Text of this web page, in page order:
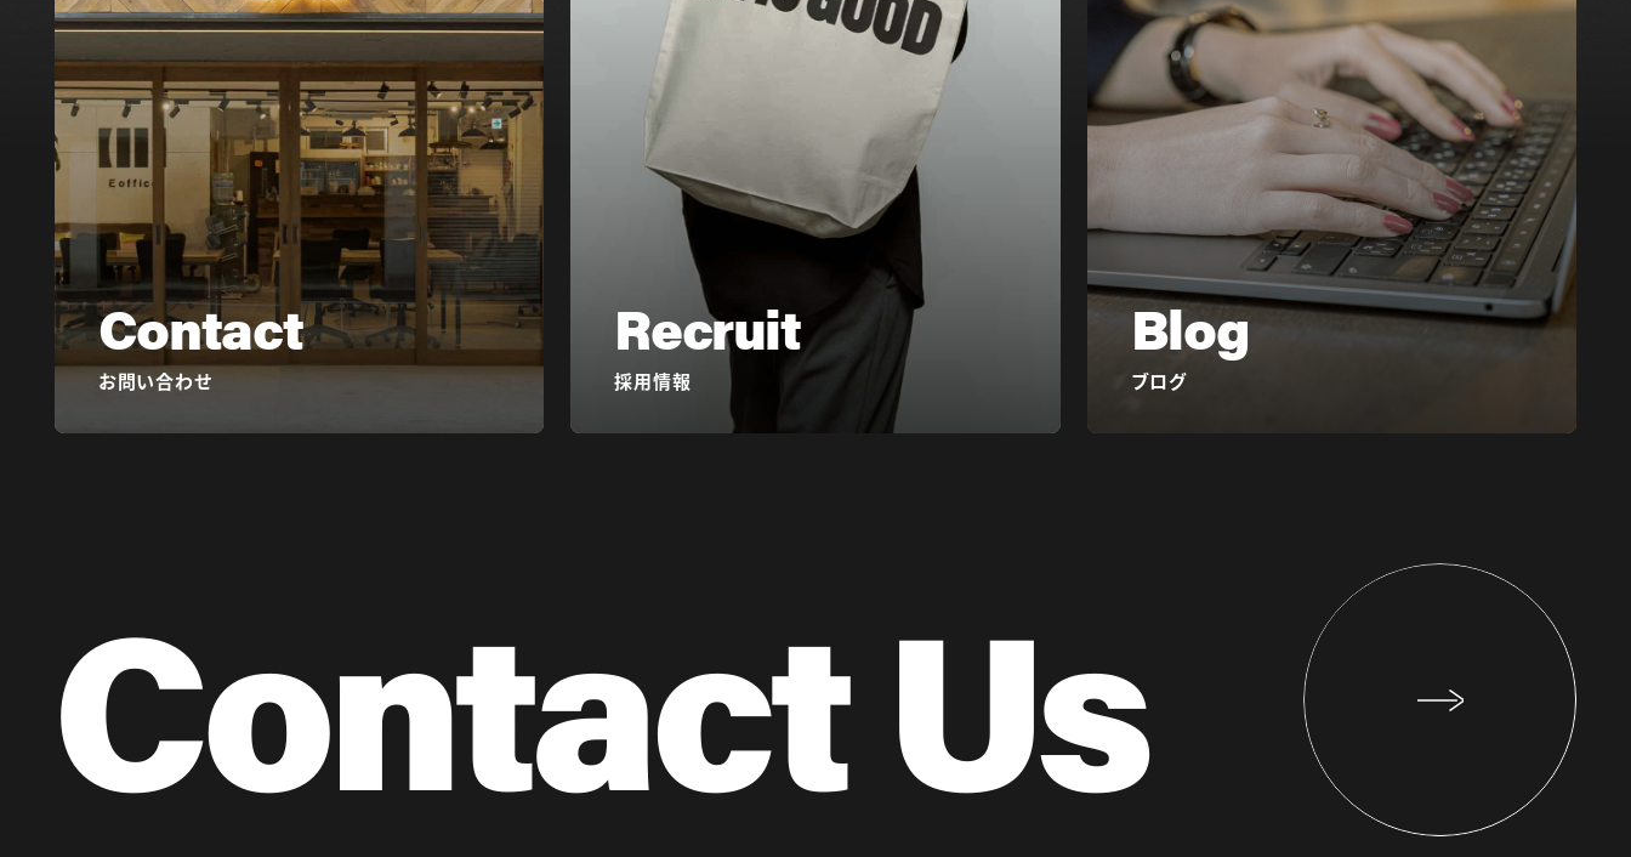
Contact
お問い合わせ
Recruit
採用情報
Blog
ブログ
Contact Us